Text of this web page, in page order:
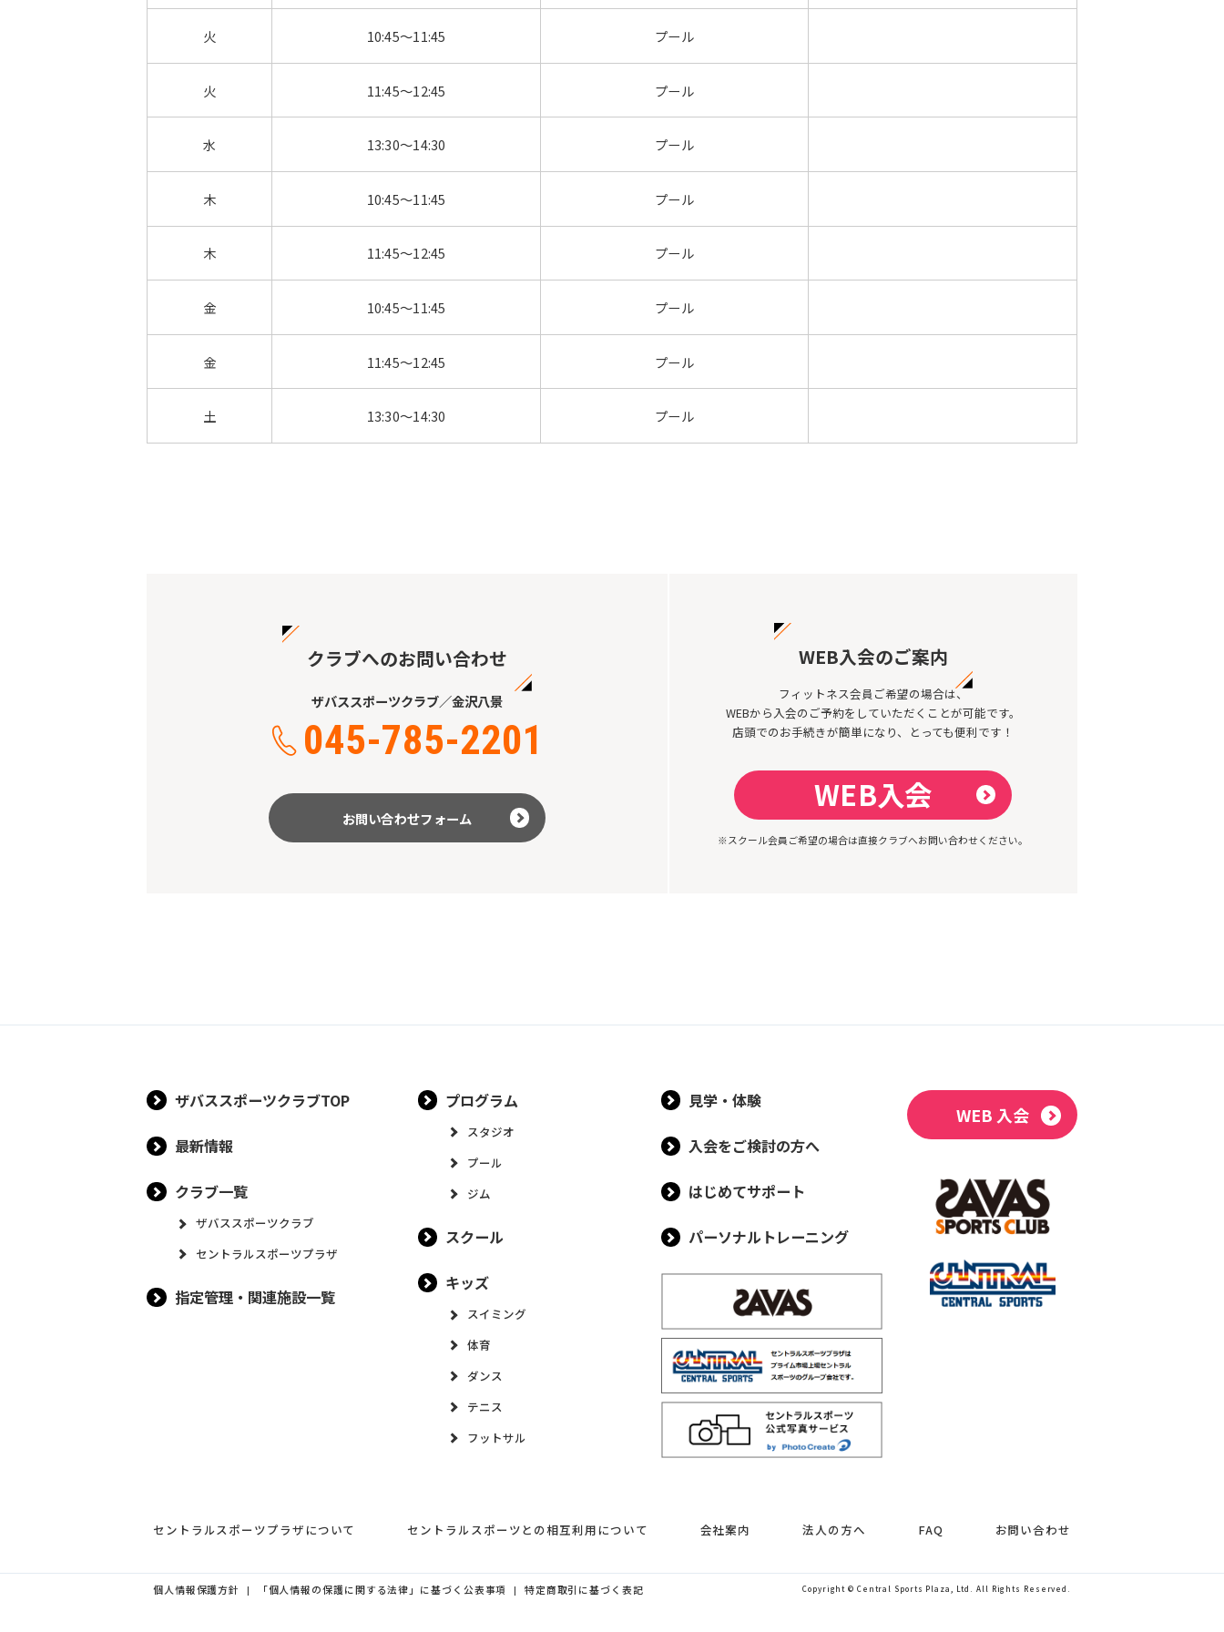
火 10:45～11:45 プール
火 11:45～12:45 プール
水 13:30～14:30 プール
木 10:45～11:45 プール
木 11:45～12:45 プール
金 10:45～11:45 プール
金 11:45～12:45 プール
土 13:30～14:30 プール
クラブへのお問い合わせ
ザバススポーツクラブ／金沢八景
045-785-2201
お問い合わせフォーム
WEB入会のご案内
フィットネス会員ご希望の場合は、
WEBから入会のご予約をしていただくことが可能です。
店頭でのお手続きが簡単になり、とっても便利です！
WEB入会
※スクール会員ご希望の場合は直接クラブへお問い合わせください。
ザバススポーツクラブTOP
最新情報
クラブ一覧
ザバススポーツクラブ
セントラルスポーツプラザ
指定管理・関連施設一覧
プログラム
スタジオ
プール
ジム
スクール
キッズ
スイミング
体育
ダンス
テニス
フットサル
見学・体験
入会をご検討の方へ
はじめてサポート
パーソナルトレーニング
WEB 入会
セントラルスポーツプラザについて セントラルスポーツとの相互利用について 会社案内 法人の方へ FAQ お問い合わせ
個人情報保護方針 「個人情報の保護に関する法律」に基づく公表事項 特定商取引に基づく表記 Copyright © Central Sports Plaza, Ltd. All Rights Reserved.